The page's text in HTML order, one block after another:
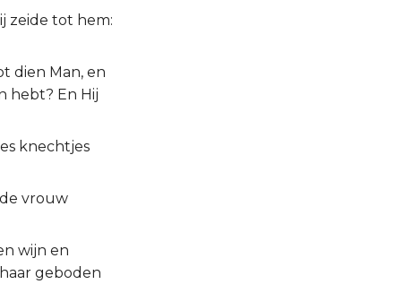
zeide tot hem:
dien Man, en
hebt? En Hij
knechtjes
vrouw
wijn en
geboden